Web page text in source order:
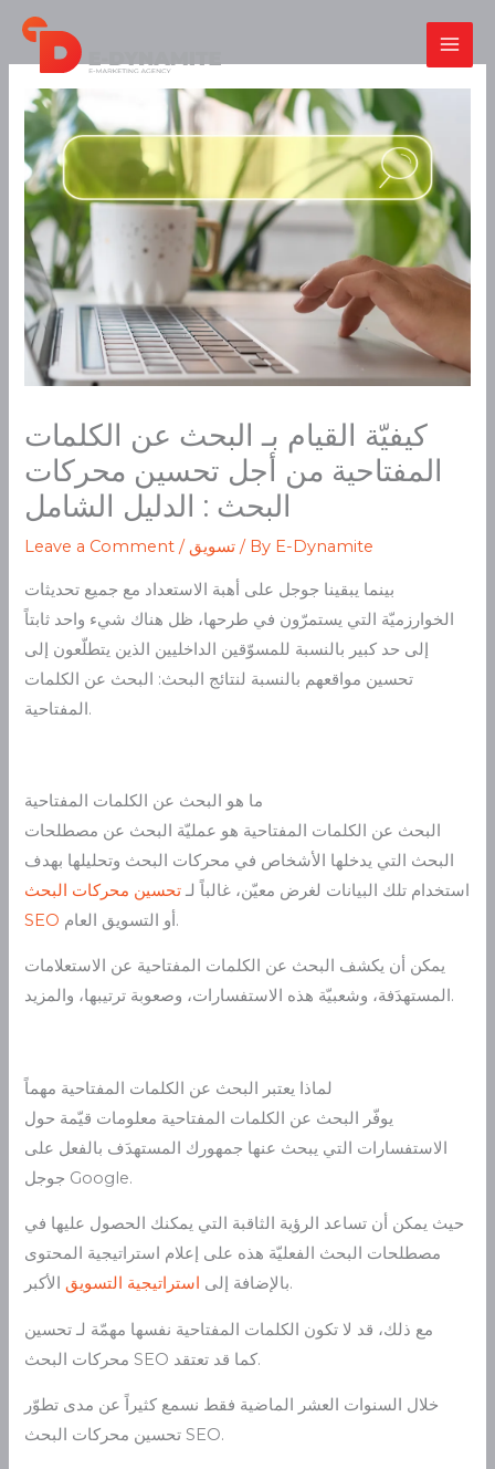
Skip
content
كيفيّة القيام بـ البحث عن الكلمات
المفتاحية من أجل تحسين محركات
البحث : الدليل الشامل
Leave a Comment /تسويق / By E-Dynamite
بينما يبقينا جوجل على أهبة الاستعداد مع جميع تحديثات
الخوارزميّة التي يستمرّون في طرحها، ظل هناك شيء واحد ثابتاً
إلى حد كبير بالنسبة للمسوّقين الداخليين الذين يتطلّعون إلى
تحسين مواقعهم بالنسبة لنتائج البحث: البحث عن الكلمات
المفتاحية.
ما هو البحث عن الكلمات المفتاحية
البحث عن الكلمات المفتاحية هو عمليّة البحث عن مصطلحات
البحث التي يدخلها الأشخاص في محركات البحث وتحليلها بهدف
استخدام تلك البيانات لغرض معيّن، غالباً لـ تحسين محركات البحث
SEO
أو التسويق العام.
يمكن أن يكشف البحث عن الكلمات المفتاحية عن الاستعلامات
المستهدَفة، وشعبيّة هذه الاستفسارات، وصعوبة ترتيبها، والمزيد.
لماذا يعتبر البحث عن الكلمات المفتاحية مهماً
يوفّر البحث عن الكلمات المفتاحية معلومات قيّمة حول
الاستفسارات التي يبحث عنها جمهورك المستهدَف بالفعل على
جوجل Google.
حيث يمكن أن تساعد الرؤية الثاقبة التي يمكنك الحصول عليها في
مصطلحات البحث الفعليّة هذه على إعلام استراتيجية المحتوى
بالإضافة إلى استراتيجية التسويق الأكبر.
مع ذلك، قد لا تكون الكلمات المفتاحية نفسها مهمّة لـ تحسين
محركات البحث SEO كما قد تعتقد.
خلال السنوات العشر الماضية فقط نسمع كثيراً عن مدى تطوّر
تحسين محركات البحث SEO.